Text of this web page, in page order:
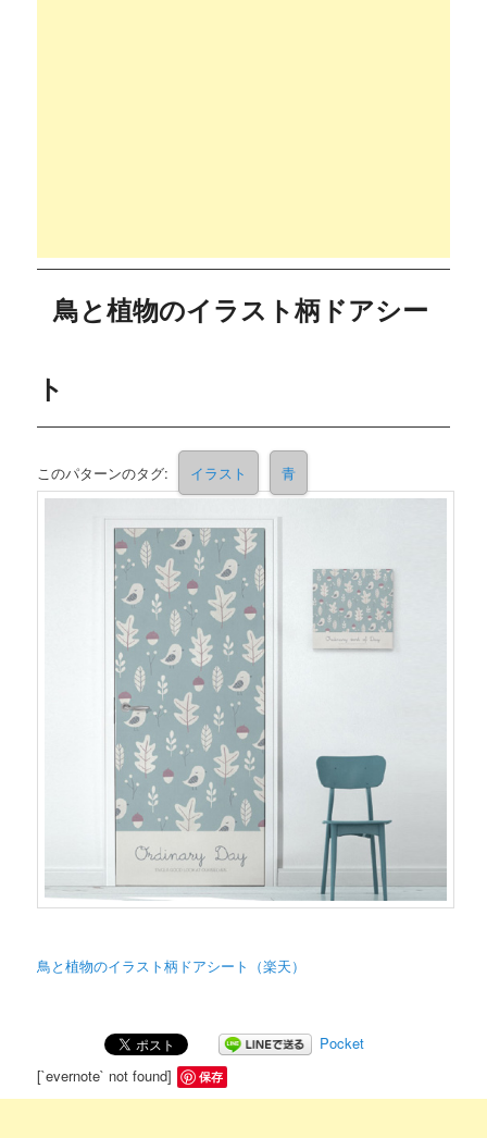
鳥と植物のイラスト柄ドアシー
ト
このパターンのタグ: イラスト 青
鳥と植物のイラスト柄ドアシート（楽天）
Pocket
[`evernote` not found]
保存